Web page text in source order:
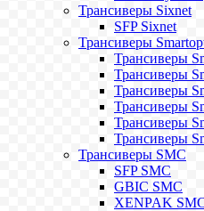
Трансиверы Sixnet
SFP Sixnet
Трансиверы
Трансиверы
Трансиверы
Трансиверы
Трансиверы
Трансиверы
Трансиверы
Трансиверы SMC
SFP SMC
GBIC SMC
XENPAK